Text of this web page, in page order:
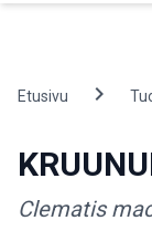
Etusivu chevron_right
Clematis